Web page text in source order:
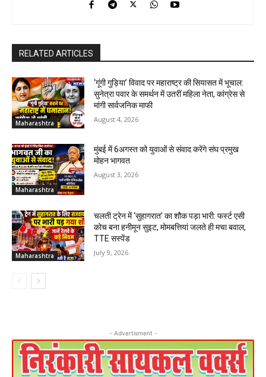
RELATED ARTICLES
Maharashtra
‘गूंगी गुड़िया’ विवाद पर महाराष्ट्र की सियासत में भूचाल:
सुनेत्रा पवार के समर्थन में उतरीं महिला नेता, कांग्रेस से
मांगी सार्वजनिक माफी
August 4, 2026
Maharashtra
मुंबई में 6अगस्त को युवाओं से संवाद करेंगे संघ प्रमुख
मोहन भागवत
August 3, 2026
Maharashtra
चलती ट्रेन में ‘सुहागरात’ का शौक पड़ा भारी: फर्स्ट एसी
कोच बना हनीमून सुइट, मोमबत्तियां जलते ही मचा बवाल,
TTE सस्पेंड
July 9, 2026
- Advertisment -